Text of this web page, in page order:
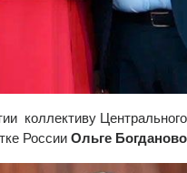
коллективу
России Ольге